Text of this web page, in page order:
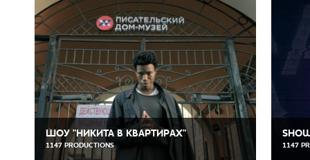
ШОУ "НИКИТА В КВАРТИРАХ"
1147 PRODUCTIONS 1147